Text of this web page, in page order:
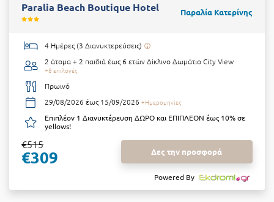
Paralia Beach Boutique Hotel Παραλία Κατερίνης
4 Ημέρες (3 Διανυκτερεύσεις)
2 άτομα + 2 παιδιά έως 6 ετώνΔίκλινο Δωμάτιο City View
+8 επιλογές
Πρωινό
29/08/2026 έως 15/09/2026 +Ημερομηνίες
Επιπλέον 1 Διανυκτέρευση ΔΩΡΟ και ΕΠΙΠΛΕΟΝ έως 10% σε
yellows!
€515
€309 Δες την προσφορά
Powered By